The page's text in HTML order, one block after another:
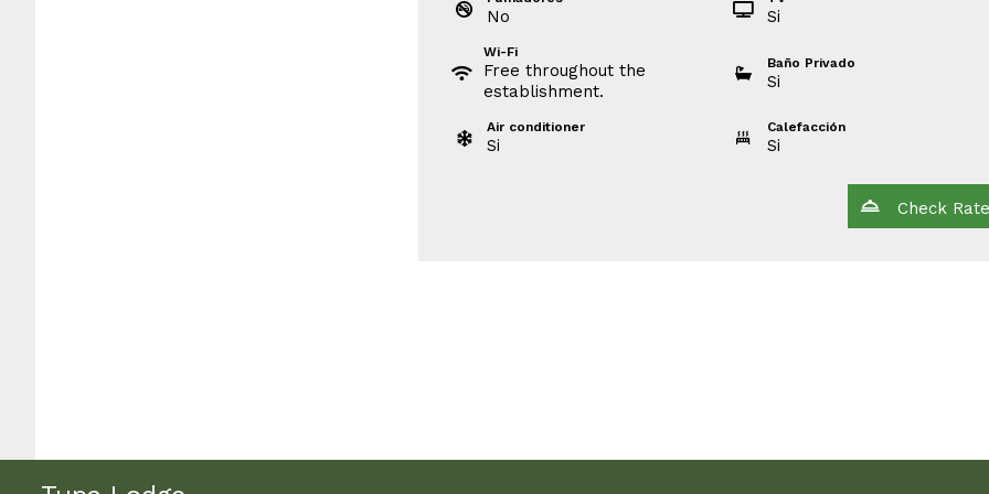
No Si
Wi-Fi
Free throughout the
establishment.
Baño Privado
Si
Air conditioner
Si
Calefacción
Si
Check